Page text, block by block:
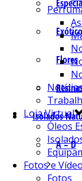
Flores
Isolados
A – D
Loja Virtual
Óleos
Fotos e
Fotos